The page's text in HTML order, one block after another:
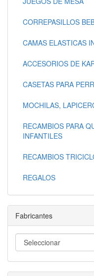
CORREPASILLOS
CAMAS ELASTICAS
ACCESORIOS DE
CASETAS PARA
MOCHILAS,
RECAMBIOS PARA
INFANTILES
RECAMBIOS
REGALOS
Fabricantes